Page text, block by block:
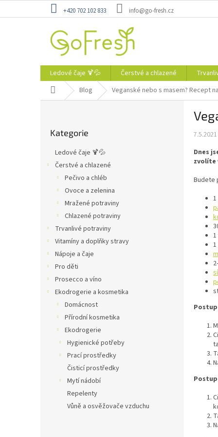
+420 702 102 833 info@go-fresh.cz
Ledové čaje 🍹💦 Čerstvé a chlazené
Domů Blog Veganské nebo s masem? Recept
kategorie
Kategorie
Ledové čaje 🍹💦
Čerstvé a chlazené
Pečivo a chléb
Ovoce a zelenina
Mražené potraviny
Chlazené potraviny
Trvanlivé potraviny
Vitamíny a doplňky stravy
Nápoje a čaje
Pro děti
Prosecco a víno
Ekodrogerie a kosmetika
Domácnost
Přírodní kosmetika
Ekodrogerie
Hygienické potřeby
Prací prostředky
Čisticí prostředky
Mytí nádobí
Repelenty
Vůně a osvěžovače vzduchu
7.5.2021
Dnes
zvolíte
Budete
Postup